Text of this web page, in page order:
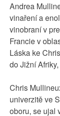
Andrea
vinaření a
vinobraní v
Francie v
Láska ke
do Jižní
Chris
univerzitě ve
oboru, se ujal